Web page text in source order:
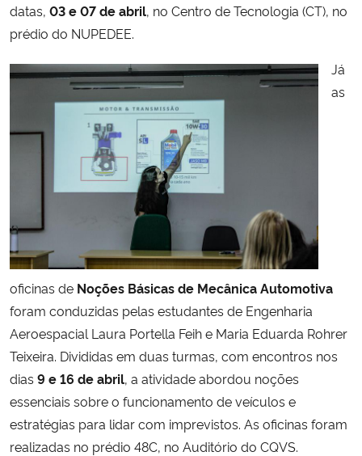
datas, 03 e 07 de abril, no Centro de Tecnologia (CT), no
prédio do NUPEDEE.
Já
as
oficinas de Noções Básicas de Mecânica Automotiva
foram conduzidas pelas estudantes de Engenharia
Aeroespacial Laura Portella Feih e Maria Eduarda Rohrer
Teixeira. Divididas em duas turmas, com encontros nos
dias 9 e 16 de abril, a atividade abordou noções
essenciais sobre o funcionamento de veículos e
estratégias para lidar com imprevistos. As oficinas foram
realizadas no prédio 48C, no Auditório do CQVS.